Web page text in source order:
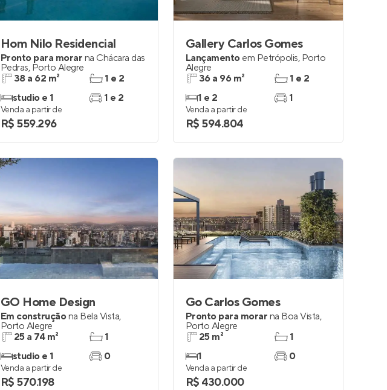
Hom Nilo Residencial
Pronto para morar na Chácara das
Pedras, Porto Alegre
38 a 62 m²
studio e 1
1 e 2
1 e 2
Venda a partir de
R$ 559.296
Gallery Carlos Gomes
Lançamento em Petrópolis, Porto
Alegre
36 a 96 m²
1 e 2
1 e 2
1
Venda a partir de
R$ 594.804
GO Home Design
Em construçãona Bela Vista,
Porto Alegre
25 a 74 m²
studio e 1
1
0
Venda a partir de
R$ 570.198
Go Carlos Gomes
Pronto para morar na Boa Vista,
Porto Alegre
25 m²
1
1
0
Venda a partir de
R$ 430.000